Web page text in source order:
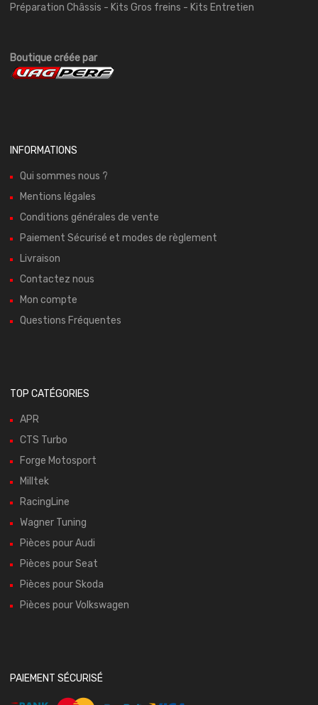
Préparation Châssis - Kits Gros freins - Kits Entretien
Boutique créée par
INFORMATIONS
Qui sommes nous ?
Mentions légales
Conditions générales de vente
Paiement Sécurisé et modes de règlement
Livraison
Contactez nous
Mon compte
Questions Fréquentes
TOP CATÉGORIES
APR
CTS Turbo
Forge Motosport
Milltek
RacingLine
Wagner Tuning
Pièces pour Audi
Pièces pour Seat
Pièces pour Skoda
Pièces pour Volkswagen
PAIEMENT SÉCURISÉ